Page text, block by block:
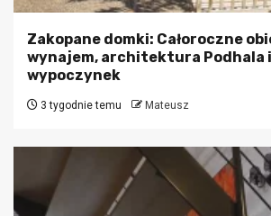
Zakopane domki: Całoroczne
wynajem, architektura Podhala
wypoczynek
3 tygodnie temu Mateusz